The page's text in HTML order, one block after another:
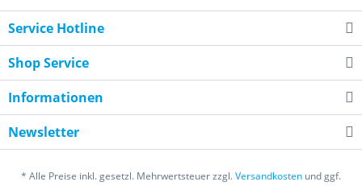
Service Hotline
Shop Service
Informationen
Newsletter
* Alle Preise inkl. gesetzl. Mehrwertsteuer zzgl.Versandkosten und ggf.